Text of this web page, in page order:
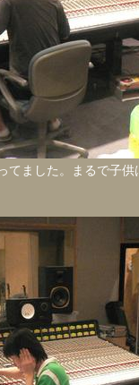
てました。まるで子供